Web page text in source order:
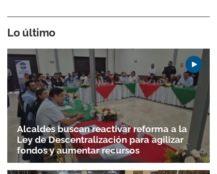
Lo último
Alcaldes buscan reactivar reforma a la
Ley de Descentralización para agilizar
fondos y aumentar recursos